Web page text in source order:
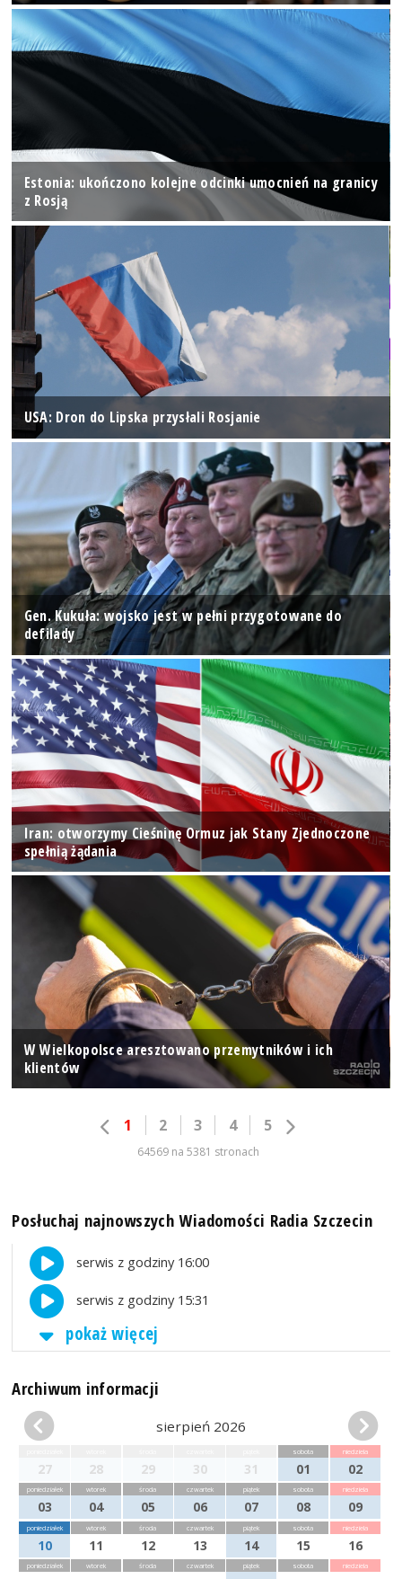
Estonia: ukończono kolejne odcinki umocnień na granicy
z Rosją
USA: Dron do Lipska przysłali Rosjanie
Gen. Kukuła: wojsko jest w pełni przygotowane do
defilady
Iran: otworzymy Cieśninę Ormuz jak Stany Zjednoczone
spełnią żądania
W Wielkopolsce aresztowano przemytników i ich
klientów
1 2 3 4 5
64569 na 5381 stronach
Posłuchaj najnowszych Wiadomości Radia Szczecin
serwis z godziny 16:00
serwis z godziny 15:31
pokaż więcej
Archiwum informacji
sierpień 2026
27 28 29 30 31
sobota
01
niedziela
02
poniedziałek
03
wtorek
04
środa
05
czwartek
06
piątek
07
sobota
08
niedziela
09
poniedziałek
10
wtorek
11
środa
12
czwartek
13
piątek
14
sobota
15
niedziela
16
poniedziałek wtorek środa czwartek piątek sobota niedziela